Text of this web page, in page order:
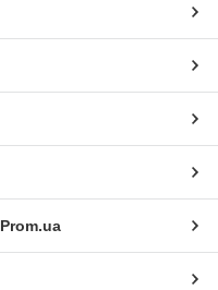
Prom.ua